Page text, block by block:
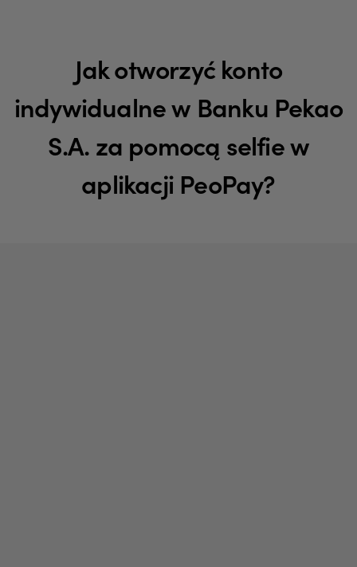
Jak otworzyć konto
indywidualne w Banku Pekao
S.A. za pomocą selfie w
aplikacji PeoPay?